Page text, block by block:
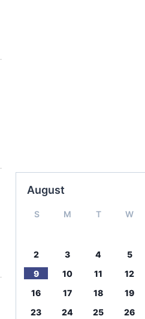
August
S M T W
2
3 4 5
9
10 11 12
16
17 18 19
23
24 25 26